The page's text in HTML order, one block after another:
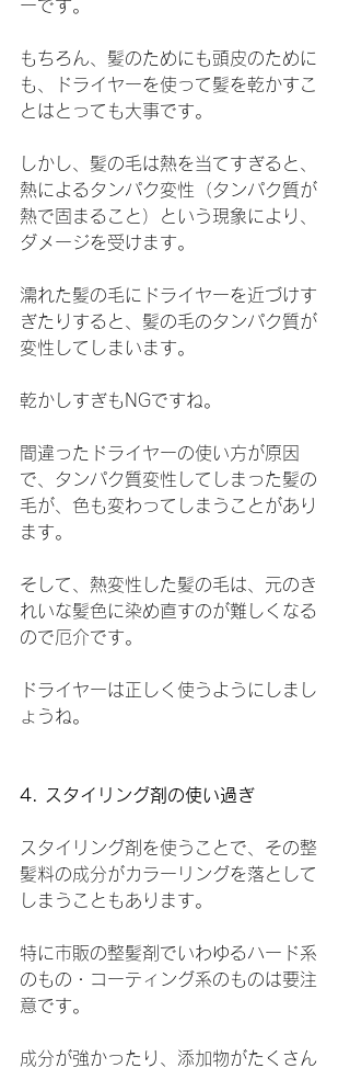
ーです。
もちろん、髪のためにも頭皮のために
も、ドライヤーを使って髪を乾かすこ
とはとっても大事です。
しかし、髪の毛は熱を当てすぎると、
熱によるタンパク変性（タンパク質が
熱で固まること）という現象により、
ダメージを受けます。
濡れた髪の毛にドライヤーを近づけす
ぎたりすると、髪の毛のタンパク質が
変性してしまいます。
乾かしすぎもNGですね。
間違ったドライヤーの使い方が原因
で、タンパク質変性してしまった髪の
毛が、色も変わってしまうことがあり
ます。
そして、熱変性した髪の毛は、元のき
れいな髪色に染め直すのが難しくなる
ので厄介です。
ドライヤーは正しく使うようにしまし
ょうね。
4. スタイリング剤の使い過ぎ
スタイリング剤を使うことで、その整
髪料の成分がカラーリングを落として
しまうこともあります。
特に市販の整髪剤でいわゆるハード系
のもの・コーティング系のものは要注
意です。
成分が強かったり、添加物がたくさん